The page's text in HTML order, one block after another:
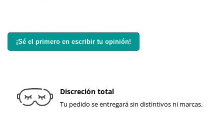
¡Sé el primero en escribir tu opinión!
Discreción total
Tu pedido se entregará sin distintivos ni marcas.